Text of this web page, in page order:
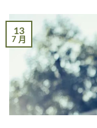
13
7 月